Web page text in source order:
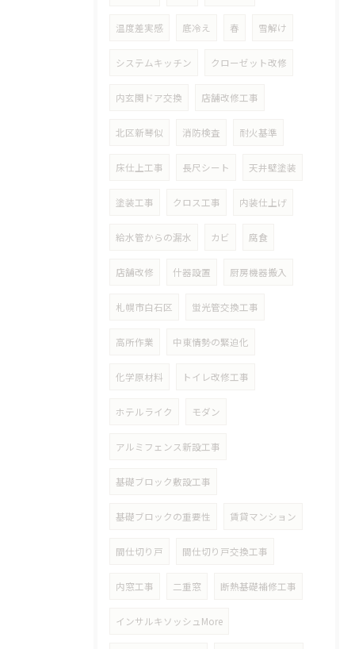
温度差実感 底冷え 春 雪解け
システムキッチン クローゼット改修
内玄関ドア交換 店舗改修工事
北区新琴似 消防検査 耐火基準
床仕上工事 長尺シート 天井壁塗装
塗装工事 クロス工事 内装仕上げ
給水管からの漏水 カビ 腐食
店舗改修 什器設置 厨房機器搬入
札幌市白石区 蛍光管交換工事
高所作業 中東情勢の緊迫化
化学原材料 トイレ改修工事
ホテルライク モダン
アルミフェンス新設工事
基礎ブロック敷設工事
基礎ブロックの重要性 賃貸マンション
間仕切り戸 間仕切り戸交換工事
内窓工事 二重窓 断熱基礎補修工事
インサルキソッシュMore